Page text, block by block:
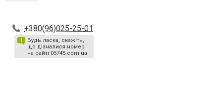
+380(96)025-25-01
Будь ласка, скажіть,
що дізналися номер
на сайті 05745.com.ua